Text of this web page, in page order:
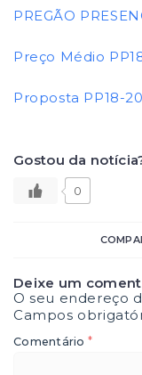
PREGÃO
Preço Médio
Proposta PP18-
Gostou da
0
Deixe um
O seu endereço
Campos
Comentário *